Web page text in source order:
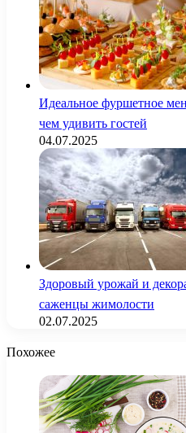
Идеальное фуршетное
чем удивить гостей
04.07.2025
Здоровый урожай и
саженцы жимолости
02.07.2025
Похожее